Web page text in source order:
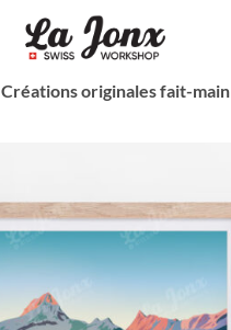
Créations originales fait-main